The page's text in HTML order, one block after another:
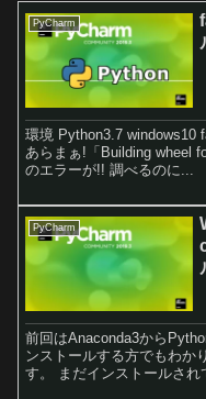
PyCharm
環境 Python3.7 windows10
あらまぁ!「Building wheel
のエラーが!! 調べるのに...
PyCharm
前回はAnaconda3から
ンストールする方でもわか
す。 まだインストールされ